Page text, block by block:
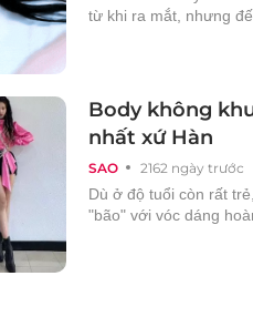
từ khi ra mắt, nhưng
SAO 2162 ngày trước
Body không
nhất xứ Hàn
Dù ở độ tuổi còn rất
"bão" với vóc dáng